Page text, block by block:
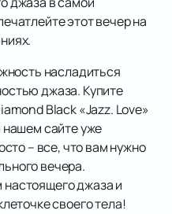
этот вечер на
насладиться
джаза. Купите
Black «Jazz. Love»
нашем сайте уже
– все, что вам нужно
вечера.
джаза и
своего тела!